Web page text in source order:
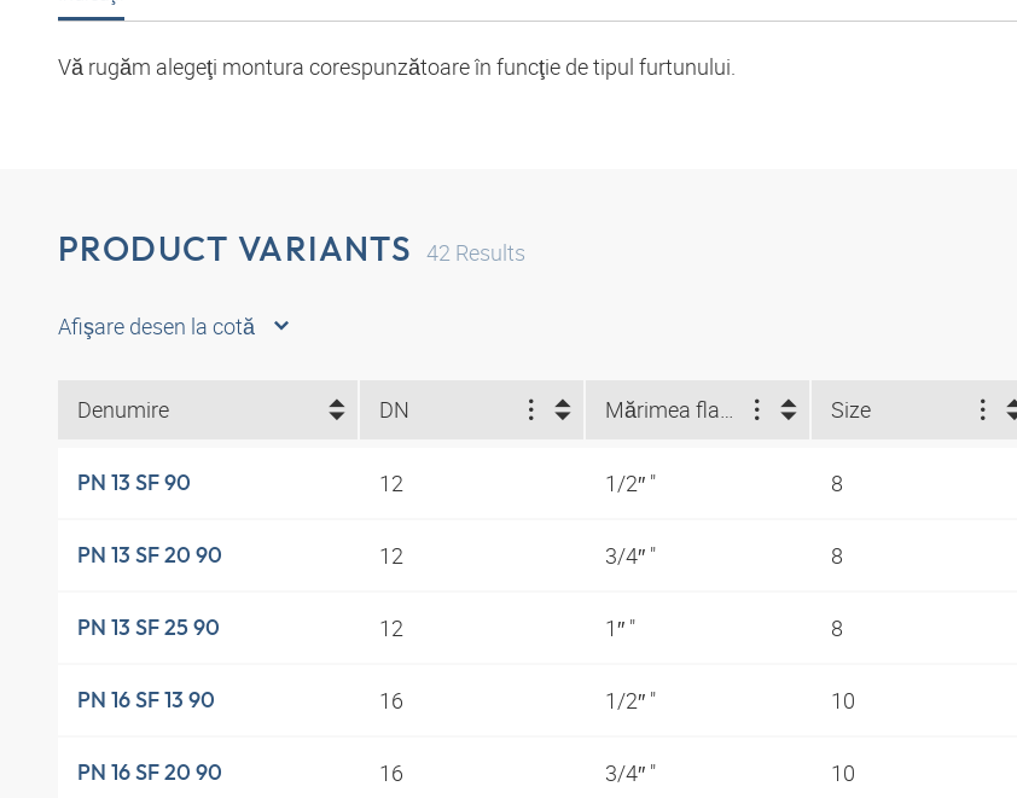
Vă rugăm alegeţi montura corespunzătoare în funcţie de tipul furtunului.
PRODUCT VARIANTS 42 Results
Afişare desen la cotă
Denumire DN Mărimea flanşei (") Size
PN 13 SF 90 12 1/2″ " 8
PN 13 SF 20 90 12 3/4″ " 8
PN 13 SF 25 90 12 1″ " 8
PN 16 SF 13 90 16 1/2″ " 10
PN 16 SF 20 90 16 3/4″ " 10